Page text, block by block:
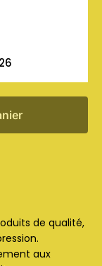
de qualité,
aux